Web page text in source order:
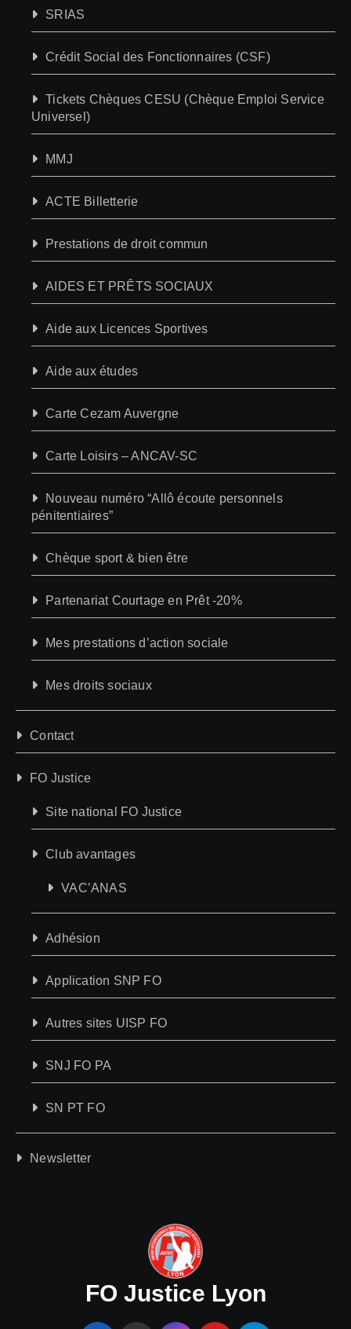
SRIAS
Crédit Social des Fonctionnaires (CSF)
Tickets Chèques CESU (Chèque Emploi Service
Universel)
MMJ
ACTE Billetterie
Prestations de droit commun
AIDES ET PRÊTS SOCIAUX
Aide aux Licences Sportives
Aide aux études
Carte Cezam Auvergne
Carte Loisirs – ANCAV-SC
Nouveau numéro “Allô écoute personnels
pénitentiaires”
Chèque sport & bien être
Partenariat Courtage en Prêt -20%
Mes prestations d’action sociale
Mes droits sociaux
Contact
FO Justice
Site national FO Justice
Club avantages
VAC’ANAS
Adhésion
Application SNP FO
Autres sites UISP FO
SNJ FO PA
SN PT FO
Newsletter
FO Justice Lyon